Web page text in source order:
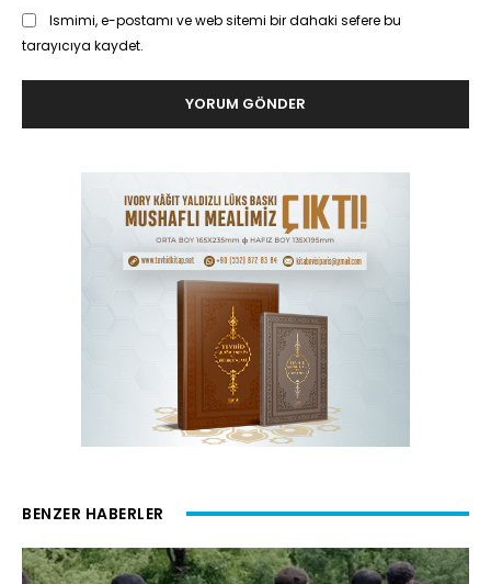
Ismimi, e-postamı ve web sitemi bir dahaki sefere bu
tarayıcıya kaydet.
BENZER HABERLER